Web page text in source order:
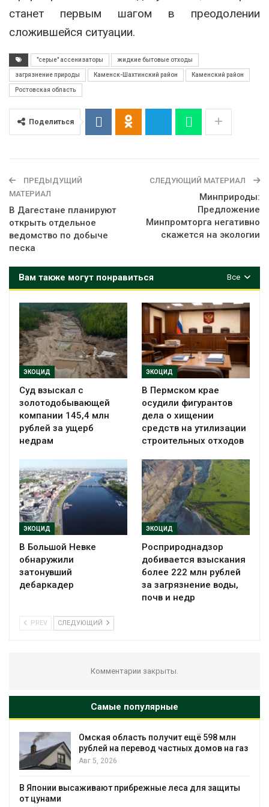
станет первым шагом в преодолении
сложившейся ситуации.
"серые" ассенизаторы жидкие бытовые отходы
загрязнение природы Каменск-Шахтинский район Каменский район
Ростовская область
Поделиться
ПРЕДЫДУЩИЙ
МАТЕРИАЛ
В Дагестане планируют
открыть отдельное
ведомство по добыче
песка
СЛЕДУЮЩИЙ МАТЕРИАЛ
Минприроды:
Предложение
Минпромторга негативно
скажется на экологии
Все
Вам также могут понравиться
ЭКОЦИД
Суд взыскал с
золотодобывающей
компании 145,4 млн
рублей за ущерб
недрам
ЭКОЦИД
В Пермском крае
осудили фигурантов
дела о хищении
средств на утилизации
строительных отходов
ЭКОЦИД
В Большой Невке
обнаружили
затонувший
дебаркадер
ЭКОЦИД
Росприроднадзор
добивается взыскания
более 222 млн рублей
за загрязнение воды,
почв и недр
PREV СЛЕДУЮЩИЙ
Комментарии закрыты.
Самые популярные
ещё 598 млн
домов на газ
для защиты
В Татарстане
перемещения
Минприроды утвердило